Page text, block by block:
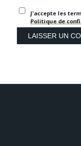
J'accepte les
Politique de